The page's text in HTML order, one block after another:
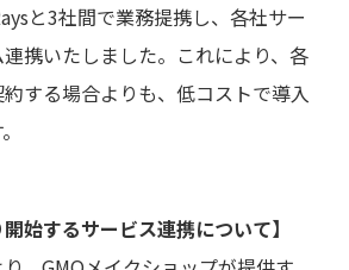
と3社間で業務提携し、各社サー
携いたしました。これにより、各
する場合よりも、低コストで導入
開始するサービス連携について】